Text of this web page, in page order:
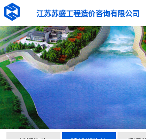
江苏苏盛工程造价咨询有限公司